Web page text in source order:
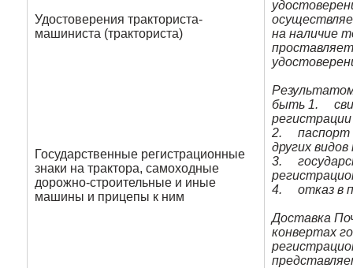
Удостоверения тракториста-
машиниста (тракториста)
на наличие
Государственные регистрационные
знаки на трактора, самоходные
дорожно-строительные и иные
машины и прицепы к ним
быть 1.
2. паспорт
других
3.
4. отказ в
Доставка
конвертах